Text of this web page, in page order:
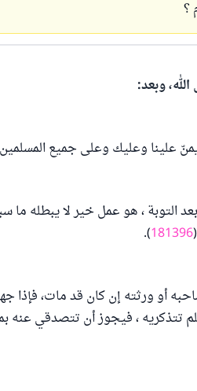
وبعد:
يمنّ علينا وعليك وعلى جميع
التوبة ، هو عمل خير لا يبطله ما
181396
).
أو ورثته إن كان قد مات،
تتذكريه ، فيجوز أن تتصدقي عنه